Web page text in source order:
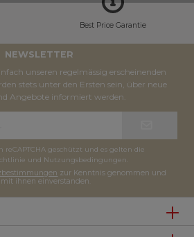
Best Price Garantie
NEWSLETTER
unseren regelmässig erscheinenden
stets unter den Ersten sein, über neue
Angebote informiert werden.
reCAPTCHA geschützt und es gelten die
und Nutzungsbedingungen
zur Kenntnis genommen und
ihnen einverstanden.